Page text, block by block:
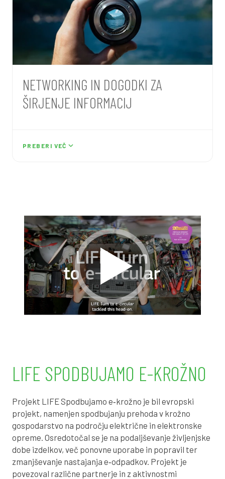
- redno pripravljamo in pošiljamo sporočila za
javnost,
- medije in splošno javnost informiramo tudi s
pomočjo radijskih, tiskanih in drugih oglasov ter
ostalih orodij (npr. letaki, plakati, drug
NETWORKING IN DOGODKI ZA
ŠIRJENJE INFORMACIJ
okolja:
- pripravljamo dneve odprtih vrat na zbirnih
centrih in podobne dogodke.
PREBERI VEČ
LIFE SPODBUJAMO E-KROŽNO
Projekt LIFE Spodbujamo e‑krožno je bil evropski
projekt, namenjen spodbujanju prehoda v krožno
gospodarstvo na področju električne in elektronske
opreme. Osredotočal se je na podaljševanje življenjske
dobe izdelkov, več ponovne uporabe in popravil ter
zmanjševanje nastajanja e‑odpadkov. Projekt je
povezoval različne partnerje in z aktivnostmi